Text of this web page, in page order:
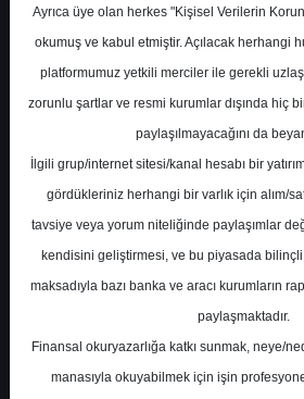
0
En Yüksek Tahmin
Ortalama Fiyat Tahmini
Ortalama Getiri Potansiyeli
Ayrıca üye olan herkes "Kişisel Verilerin
okumuş ve kabul etmiştir. Açılacak herhangi
platformumuz yetkili merciler ile gerekli
zorunlu şartlar ve resmi kurumlar dışında hiç
paylaşılmayacağını da
İlgili grup/internet sitesi/kanal hesabı bir
gördükleriniz herhangi bir varlık için alım/
tavsiye veya yorum niteliğinde paylaşımlar
kendisini geliştirmesi, ve bu piyasada bilinçli
maksadıyla bazı banka ve aracı kurumların
paylaşmaktadır.
Finansal okuryazarlığa katkı sunmak, neye/
manasıyla okuyabilmek için işin